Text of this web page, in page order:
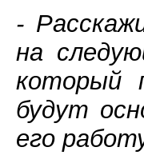
-
на
который
будут
его